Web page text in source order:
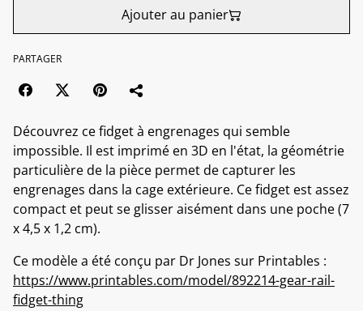
Ajouter au panier
PARTAGER
Découvrez ce fidget à engrenages qui semble
impossible. Il est imprimé en 3D en l'état, la géométrie
particulière de la pièce permet de capturer les
engrenages dans la cage extérieure. Ce fidget est assez
compact et peut se glisser aisément dans une poche (7
x 4,5 x 1,2 cm).
Ce modèle a été conçu par Dr Jones sur Printables :
https://www.printables.com/model/892214-gear-rail-
fidget-thing